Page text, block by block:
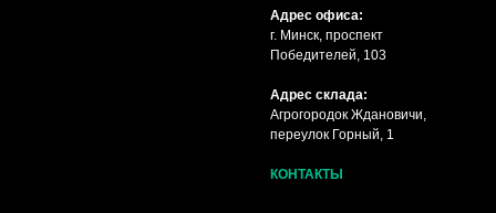
Адрес офиса:
г. Минск, проспект
Победителей, 103
Адрес склада:
Агрогородок Ждановичи,
переулок Горный, 1
КОНТАКТЫ